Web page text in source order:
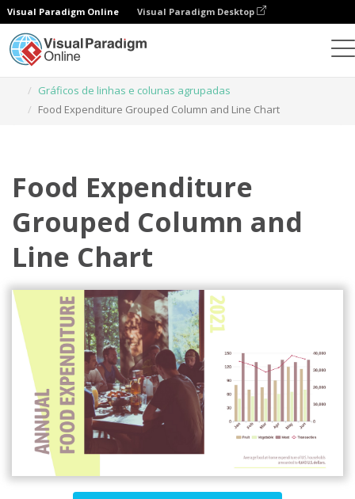
Visual Paradigm Online Visual Paradigm Desktop
Gráficos de linhas e colunas agrupadas
Food Expenditure Grouped Column and Line Chart
Food Expenditure
Grouped Column and
Line Chart